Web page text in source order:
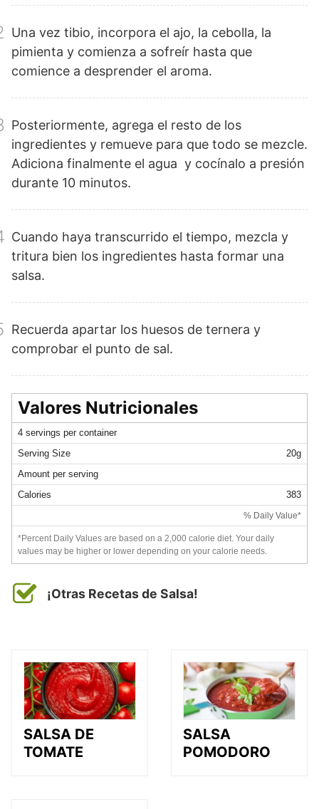
Una vez tibio, incorpora el ajo, la cebolla, la
pimienta y comienza a sofreír hasta que
comience a desprender el aroma.
Posteriormente, agrega el resto de los
ingredientes y remueve para que todo se mezcle.
Adiciona finalmente el agua y cocínalo a presión
durante 10 minutos.
Cuando haya transcurrido el tiempo, mezcla y
tritura bien los ingredientes hasta formar una
salsa.
Recuerda apartar los huesos de ternera y
comprobar el punto de sal.
Valores Nutricionales
4 servings per container
Serving Size
20g
Amount per serving
Calories
383
% Daily Value*
*Percent Daily Values are based on a 2,000 calorie diet. Your daily
values may be higher or lower depending on your calorie needs.
¡Otras Recetas de Salsa!
SALSA DE
TOMATE
SALSA
POMODORO